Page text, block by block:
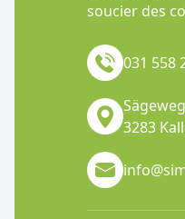
soucier des
031 558
3283